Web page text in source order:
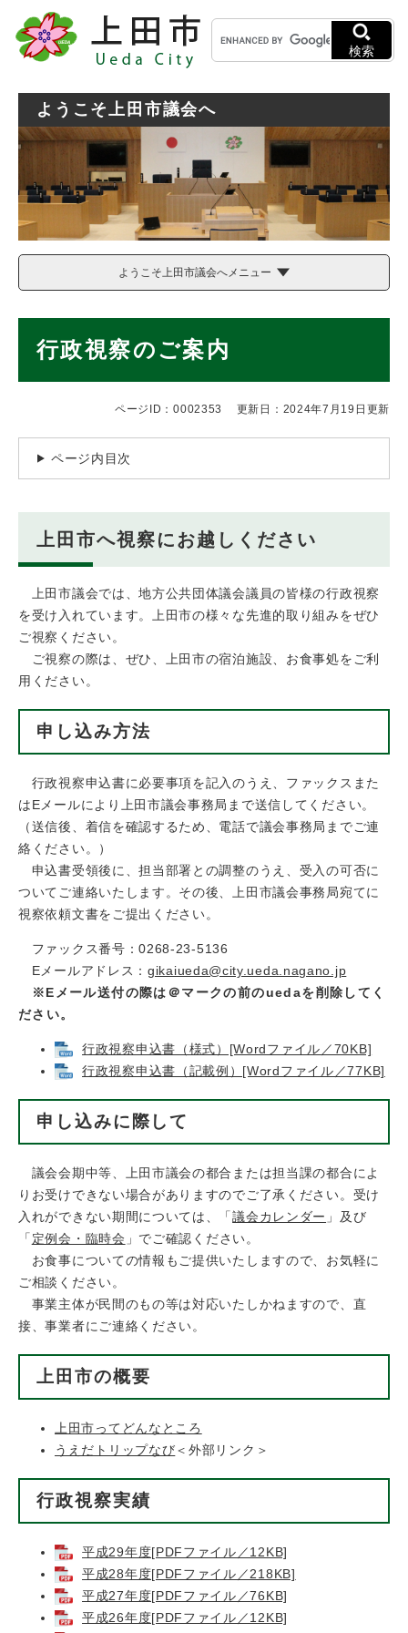
メニューを飛ばして本文へ
キ
ー
ワ
検索
ようこそ上田市議会へ
ようこそ上田市議会へメニュー
行政視察のご案内
ページID：0002353 更新日：2024年7月19日更新
ページ内目次
上田市へ視察にお越しください
上田市議会では、地方公共団体議会議員の皆様の行政視察
を受け入れています。上田市の様々な先進的取り組みをぜひ
ご視察ください。
ご視察の際は、ぜひ、上田市の宿泊施設、お食事処をご利
用ください。
申し込み方法
行政視察申込書に必要事項を記入のうえ、ファックスまた
はEメールにより上田市議会事務局まで送信してください。
（送信後、着信を確認するため、電話で議会事務局までご連
絡ください。）
申込書受領後に、担当部署との調整のうえ、受入の可否に
ついてご連絡いたします。その後、上田市議会事務局宛てに
視察依頼文書をご提出ください。
ファックス番号：0268-23-5136
Eメールアドレス： gikaiueda@city.ueda.nagano.jp
※Eメール送付の際は＠マークの前のuedaを削除してく
ださい。
行政視察申込書（様式）[Wordファイル／70KB]
行政視察申込書（記載例）[Wordファイル／77KB]
申し込みに際して
議会会期中等、上田市議会の都合または担当課の都合によ
りお受けできない場合がありますのでご了承ください。受け
入れができない期間については、「議会カレンダー 」及び
「 定例会・臨時会 」でご確認ください。
お食事についての情報もご提供いたしますので、お気軽に
ご相談ください。
事業主体が民間のもの等は対応いたしかねますので、直
接、事業者にご連絡ください。
上田市の概要
上田市ってどんなところ
うえだトリップなび＜外部リンク＞
行政視察実績
平成29年度[PDFファイル／12KB]
平成28年度[PDFファイル／218KB]
平成27年度[PDFファイル／76KB]
平成26年度[PDFファイル／12KB]